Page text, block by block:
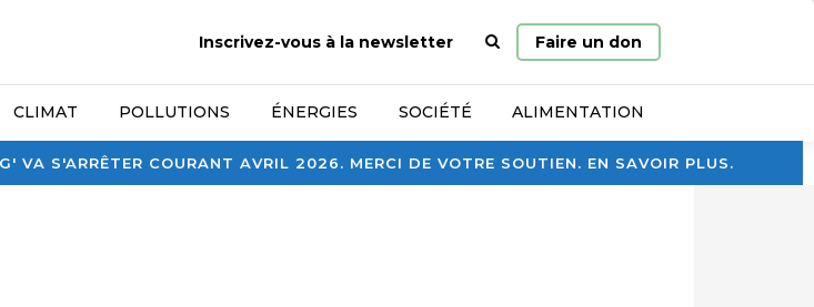
VA S'ARRÊTER COURANT AVRIL 2026. MERCI DE VOTRE SOUTIEN. EN SAVOIR PLUS.
Inscrivez-vous à la newsletter
Page
d’accueil
Faire un don
CLIMAT POLLUTIONS ÉNERGIES SOCIÉTÉ ALIMENTATION